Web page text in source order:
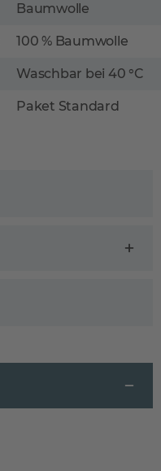
Baumwolle
100 % Baumwolle
Waschbar bei 40 °C
Paket Standard